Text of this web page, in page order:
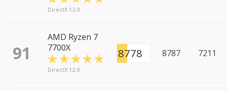
DirectX 12.0
91
AMD Ryzen 7
7700X
DirectX 12.0
8778 8787 7211